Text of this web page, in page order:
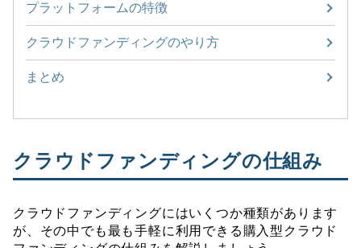
プラットフォームの特徴
クラウドファンディングのやり方
まとめ
クラウドファンディングの仕組み
クラウドファンディングにはいくつか種類があります
が、その中でも最も手軽に利用できる購入型クラウド